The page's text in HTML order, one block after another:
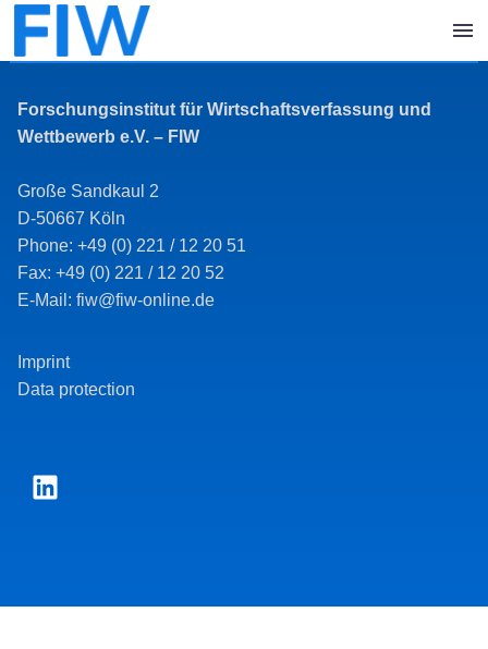
Forschungsinstitut für Wirtschaftsverfassung und
Wettbewerb e.V. – FIW
Große Sandkaul 2
D-50667 Köln
Phone: +49 (0) 221 / 12 20 51
Fax: +49 (0) 221 / 12 20 52
E-Mail: fiw@fiw-online.de
Imprint
Data protection